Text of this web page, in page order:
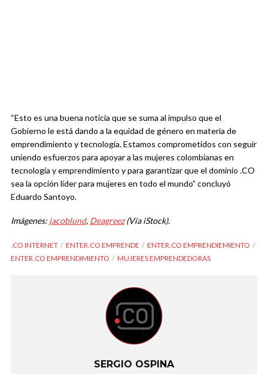
“Esto es una buena noticia que se suma al impulso que el
Gobierno le está dando a la equidad de género en materia de
emprendimiento y tecnología. Estamos comprometidos con seguir
uniendo esfuerzos para apoyar a las mujeres colombianas en
tecnología y emprendimiento y para garantizar que el dominio .CO
sea la opción líder para mujeres en todo el mundo” concluyó
Eduardo Santoyo.
Imágenes: jacoblund, Deagreez(Vía iStock).
.CO INTERNET ENTER.CO EMPRENDE
ENTER.CO EMPRENDIEMIENTO
ENTER.CO EMPRENDIMIENTO
MUJERES EMPRENDEDORAS
SERGIO OSPINA